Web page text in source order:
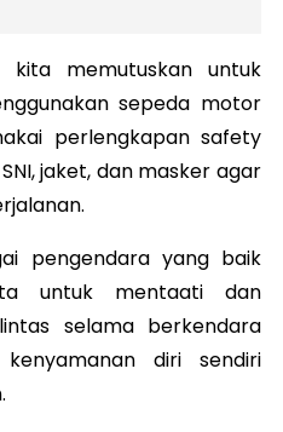
kita memutuskan untuk
sepeda motor
perlengkapan safety
jaket, dan masker agar
pengendara yang baik
untuk mentaati dan
selama berkendara
diri sendiri